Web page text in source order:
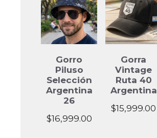
through
$18,999.00
Gorro
Piluso
Selección
Argentina
26
$16,999.00
Gorra
Vintage
Ruta 40
Argentina
$15,999.00